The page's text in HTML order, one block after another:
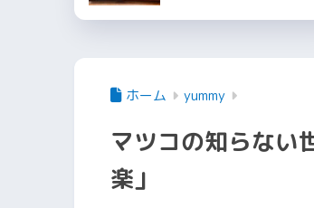
ホーム yummy
マツコの知らない
楽」